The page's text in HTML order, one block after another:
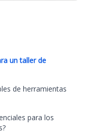
un taller de
de herramientas
para los